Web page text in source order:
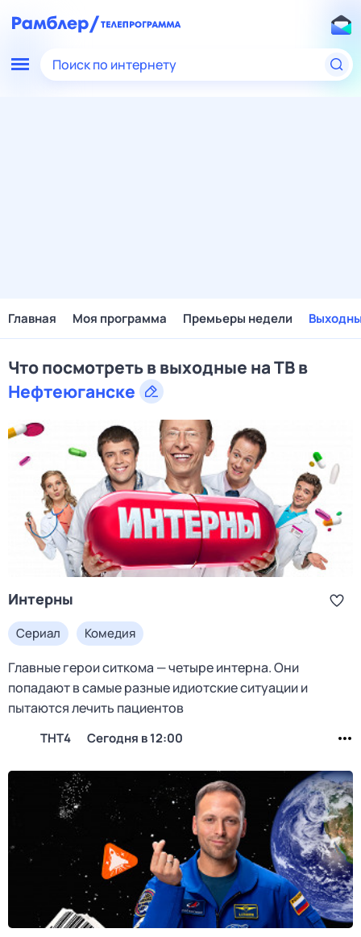
Поиск по интернету
Главная Моя программа Премьеры недели
Что посмотреть в выходные на ТВ в
Нефтеюганске
Интерны
Сериал Комедия
Главные герои ситкома — четыре интерна. Они
попадают в самые разные идиотские ситуации и
пытаются лечить пациентов
ТНТ4 Сегодня в 12:00